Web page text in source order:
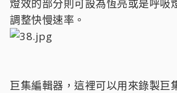
燈效的部分則可設為恆亮或是呼吸
調整快慢速率。
巨集編輯器，這裡可以用來錄製巨